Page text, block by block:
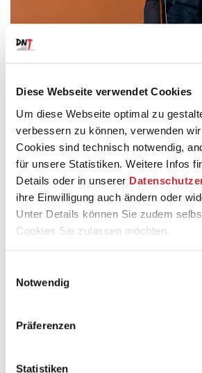
Diese Webseite verwendet Cookies
Um diese Webseite optimal zu
verbessern zu können, verwenden
Cookies sind technisch notwendig,
für unsere Statistiken. Weitere Infos
Details oder in unserer
ihre Einwilligung auch ändern oder
Unter Details können Sie zudem
Cookies Sie zulassen möchten.
Notwendig
Präferenzen
Statistiken
Astrid Schütte studierte an der
»Carl Maria von Weber« Dresden bei
Streichquartetts«, das sie während
Jungen Dortmunder Sinfoniker, des